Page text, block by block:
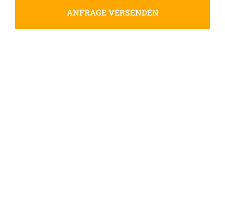
ANFRAGE VERSENDEN